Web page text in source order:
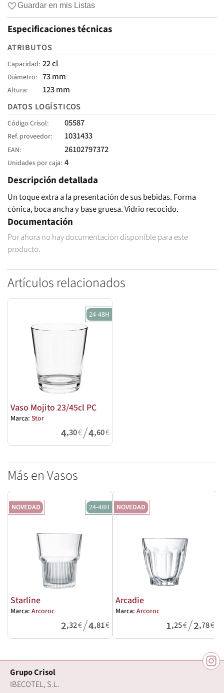
Guardar en mis Listas
Especificaciones técnicas
ATRIBUTOS
Capacidad 22 cl
Diámetro 73 mm
Altura
123 mm
DATOS LOGÍSTICOS
Código Crisol 05587
Ref. proveedor 1031433
EAN 26102797372
Unidades por caja 4
Descripción detallada
Un toque extra a la presentación de sus bebidas. Forma
cónica, boca ancha y base gruesa. Vidrio recocido.
Documentación
Por ahora no hay documentación disponible para este
producto.
Artículos relacionados
24-48H
Vaso Mojito 23/45cl PC
Marca: Stor
4,30€/4,60€
Más en Vasos
NOVEDAD 24-48H
Starline
Marca: Arcoroc
2,32€/4,81€
NOVEDAD
Arcadie
Marca: Arcoroc
1,25€/2,78€
Grupo Crisol
IBECOTEL, S.L.